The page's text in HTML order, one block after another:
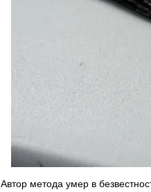
Автор метода умер в